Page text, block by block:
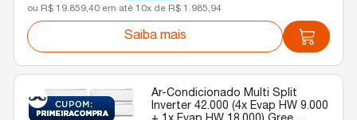
ou R$ 19.859,40 em até 10x de R$ 1.985,94
Saiba mais
Ar-Condicionado Multi Split
Inverter 42.000 (4x Evap HW 9.000